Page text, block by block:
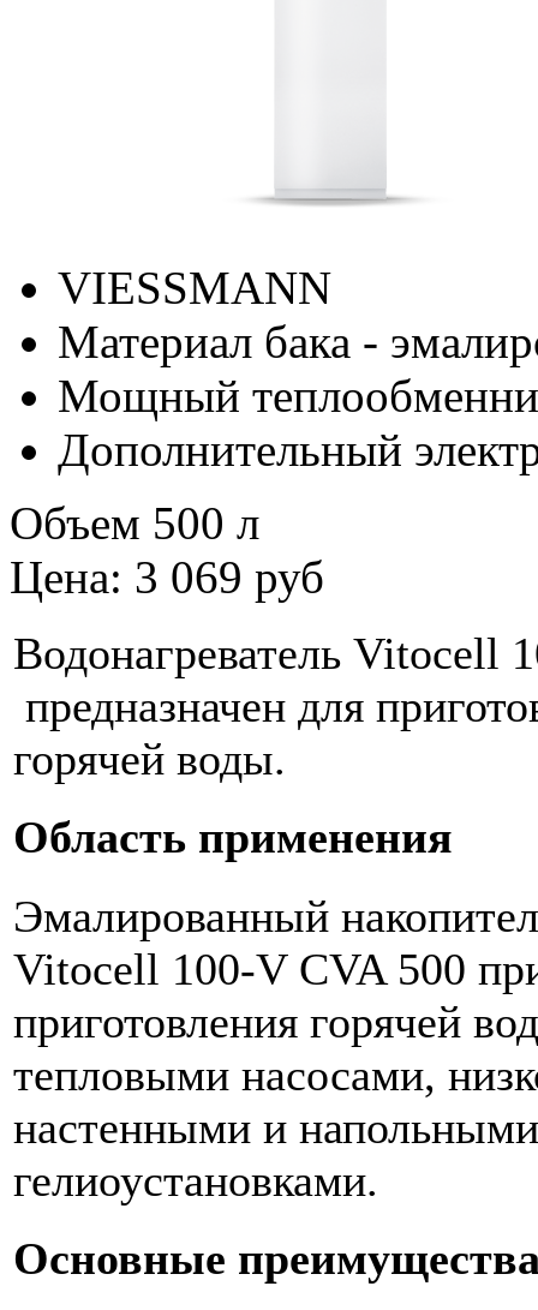
VIESSMANN
Материал бака -
Мощный
Дополнительный
Объем 500 л
Цена: 3 069 руб
Водонагреватель Vitocell
предназначен для
горячей воды.
Область применения
Эмалированный
Vitocell 100-V CVA 500
приготовления горячей
тепловыми насосами,
настенными и
гелиоустановками.
Основные